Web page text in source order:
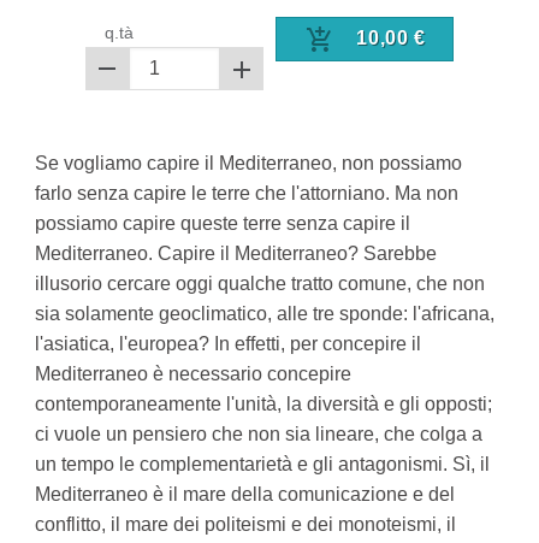
q.tà 10,00 €
Se vogliamo capire il Mediterraneo, non possiamo
farlo senza capire le terre che l'attorniano. Ma non
possiamo capire queste terre senza capire il
Mediterraneo. Capire il Mediterraneo? Sarebbe
illusorio cercare oggi qualche tratto comune, che non
sia solamente geoclimatico, alle tre sponde: l'africana,
l'asiatica, l'europea? In effetti, per concepire il
Mediterraneo è necessario concepire
contemporaneamente l'unità, la diversità e gli opposti;
ci vuole un pensiero che non sia lineare, che colga a
un tempo le complementarietà e gli antagonismi. Sì, il
Mediterraneo è il mare della comunicazione e del
conflitto, il mare dei politeismi e dei monoteismi, il